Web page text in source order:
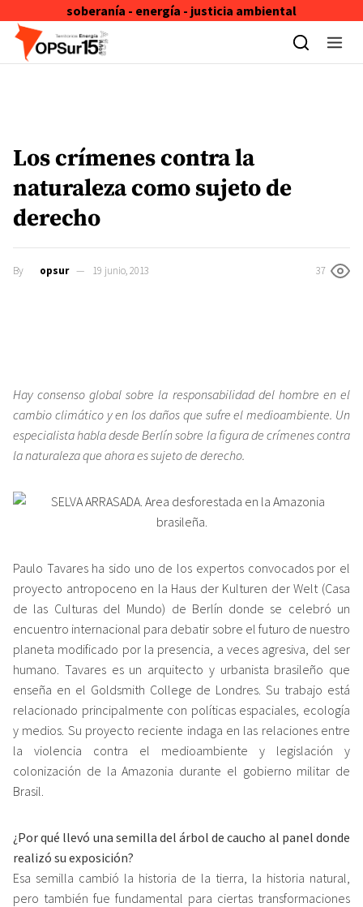
soberanía - energía - justicia ambiental
Skip to content
Los crímenes contra la
naturaleza como sujeto de
derecho
By opsur 19 junio, 2013 37
Hay consenso global sobre la responsabilidad del hombre en el
cambio climático y en los daños que sufre el medioambiente. Un
especialista habla desde Berlín sobre la figura de crímenes contra
la naturaleza que ahora es sujeto de derecho.
Paulo Tavares ha sido uno de los expertos convocados por el
proyecto antropoceno en la Haus der Kulturen der Welt (Casa
de las Culturas del Mundo) de Berlín donde se celebró un
encuentro internacional para debatir sobre el futuro de nuestro
planeta modificado por la presencia, a veces agresiva, del ser
humano. Tavares es un arquitecto y urbanista brasileño que
enseña en el Goldsmith College de Londres. Su trabajo está
relacionado principalmente con políticas espaciales, ecología
y medios. Su proyecto reciente indaga en las relaciones entre
la violencia contra el medioambiente y legislación y
colonización de la Amazonia durante el gobierno militar de
Brasil.
¿Por qué llevó una semilla del árbol de caucho al panel donde
realizó su exposición?
Esa semilla cambió la historia de la tierra, la historia natural,
pero también fue fundamental para ciertas transformaciones